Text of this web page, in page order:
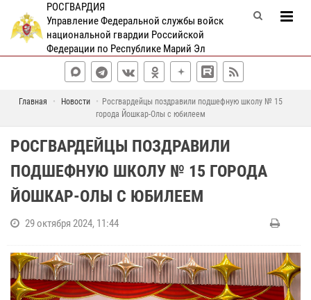
РОСГВАРДИЯ
Управление Федеральной службы войск
национальной гвардии Российской
Федерации по Республике Марий Эл
Главная Новости
Росгвардейцы поздравили подшефную школу № 15
города Йошкар-Олы с юбилеем
РОСГВАРДЕЙЦЫ ПОЗДРАВИЛИ
ПОДШЕФНУЮ ШКОЛУ № 15 ГОРОДА
ЙОШКАР-ОЛЫ С ЮБИЛЕЕМ
29 октября 2024, 11:44